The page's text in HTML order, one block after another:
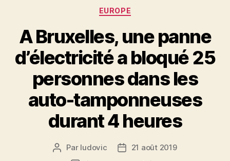
Catégories
EUROPE
A Bruxelles, une panne
d’électricité a bloqué 25
personnes dans les
auto-tamponneuses
durant 4 heures
Auteur
Par ludovic
Date21 août 2019